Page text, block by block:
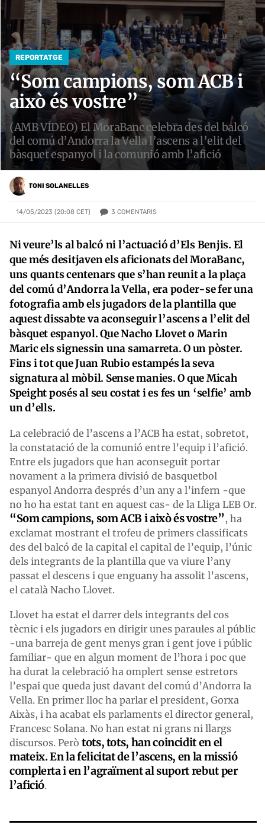
REPORTATGE
“Som campions, som ACB i
això és vostre”
(AMB VÍDEO) El MoraBanc celebra des del balcó
del comú d’Andorra la Vella l’ascens a l’elit del
bàsquet espanyol i la comunió amb l’afició
TONI SOLANELLES
14/05/2023 (20:08 CET) 3 COMENTARIS
Ni veure’ls al balcó ni l’actuació d’Els Benjis. El
que més desitjaven els aficionats del MoraBanc,
uns quants centenars que s’han reunit a la plaça
del comú d’Andorra la Vella, era poder-se fer una
fotografia amb els jugadors de la plantilla que
aquest dissabte va aconseguir l’ascens a l’elit del
bàsquet espanyol. Que Nacho Llovet o Marin
Maric els signessin una samarreta. O un pòster.
Fins i tot que Juan Rubio estampés la seva
signatura al mòbil. Sense manies. O que Micah
Speight posés al seu costat i es fes un ‘selfie’ amb
un d’ells.
La celebració de l’ascens a l’ACB ha estat, sobretot,
la constatació de la comunió entre l’equip i l’afició.
Entre els jugadors que han aconseguit portar
novament a la primera divisió de basquetbol
espanyol Andorra després d’un any a l’infern -que
no ho ha estat tant en aquest cas- de la Lliga LEB Or.
“Som campions, som ACB i això és vostre”, ha
exclamat mostrant el trofeu de primers classificats
des del balcó de la capital el capital de l’equip, l’únic
dels integrants de la plantilla que va viure l’any
passat el descens i que enguany ha assolit l’ascens,
el català Nacho Llovet.
Llovet ha estat el darrer dels integrants del cos
tècnic i els jugadors en dirigir unes paraules al públic
-una barreja de gent menys gran i gent jove i públic
familiar- que en algun moment de l’hora i poc que
ha durat la celebració ha omplert sense estretors
l’espai que queda just davant del comú d’Andorra la
Vella. En primer lloc ha parlar el president, Gorxa
Aixàs, i ha acabat els parlaments el director general,
Francesc Solana. No han estat ni grans ni llargs
discursos. Però tots, tots, han coincidit en el
mateix. En la felicitat de l’ascens, en la missió
complerta i en l’agraïment al suport rebut per
l’afició.